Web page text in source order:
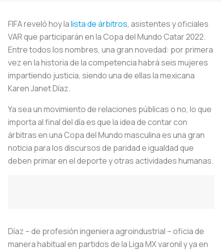
FIFA reveló hoy lalista de árbitros, asistentes y oficiales
VAR que participarán en la Copa del Mundo Catar 2022.
Entre todos los nombres, una gran novedad: por primera
vez en la historia de la competencia habrá seis mujeres
impartiendo justicia, siendo una de ellas la mexicana
Karen Janet Díaz.
Ya sea un movimiento de relaciones públicas o no, lo que
importa al final del día es que la idea de contar con
árbitras en una Copa del Mundo masculina es una gran
noticia para los discursos de paridad e igualdad que
deben primar en el deporte y otras actividades humanas.
Díaz – de profesión ingeniera agroindustrial – oficia de
manera habitual en partidos de la Liga MX varonil y ya en